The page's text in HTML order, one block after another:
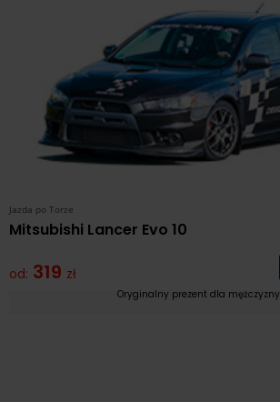
Jazda po Torze
Mitsubishi Lancer Evo 10
od: 319 zł
Oryginalny prezent dla mężczyzny